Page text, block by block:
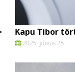
Kapu Tibor
2025. június 25.